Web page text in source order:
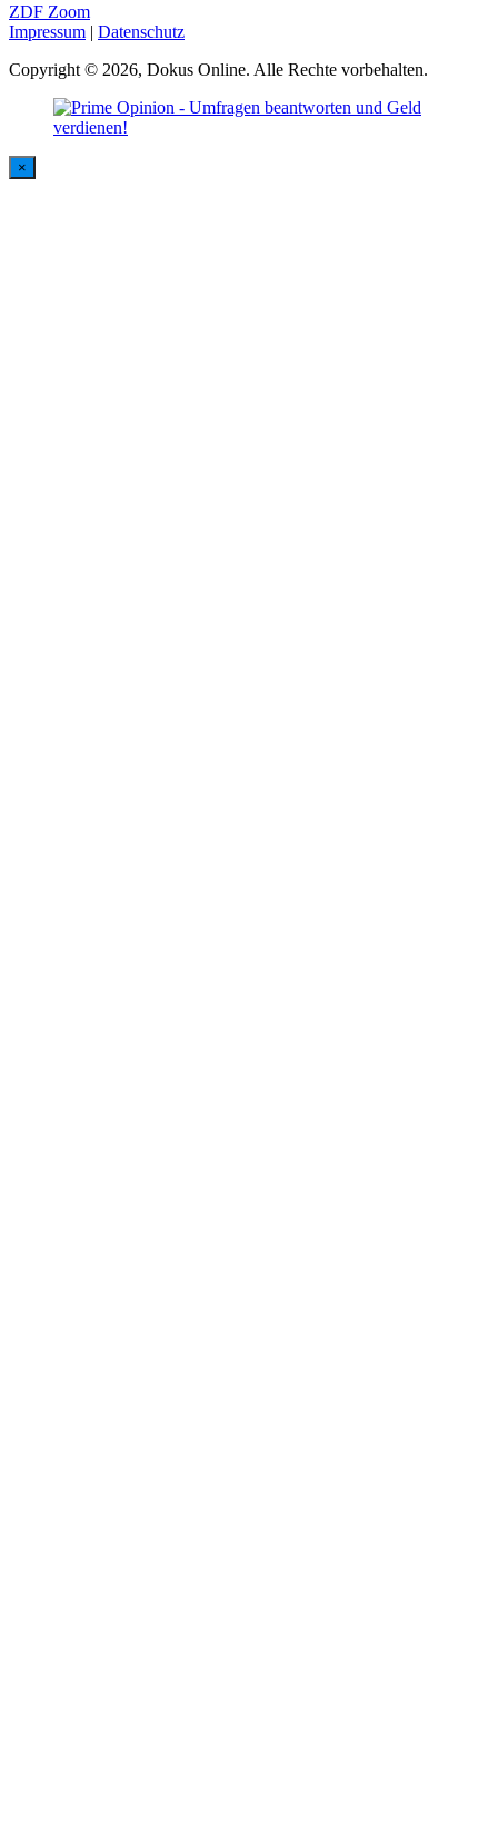
ZDF Zoom
Impressum | Datenschutz
Copyright © 2026, Dokus Online. Alle Rechte vorbehalten.
×